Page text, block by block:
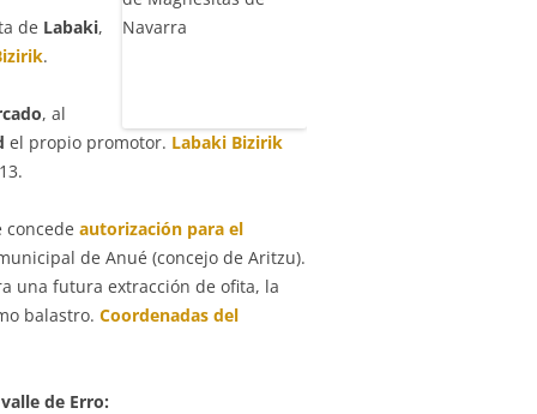
de Labaki,
.
, al
el propio promotor. Labaki Bizirik
concedeautorización para el
de Anué (concejo de Aritzu).
una futura extracción de ofita, la
balastro.Coordenadas del
de Erro: